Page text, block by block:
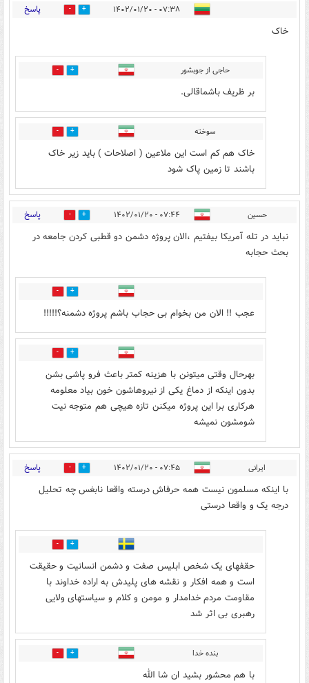
۰۷:۳۸ - ۱۴۰۲/۰۱/۲۰ 2 پاسخ
خاک
حاجی از جوبشور 0
بر ظریف باشماقالی.
سوخته 0
خاک هم کم است این ملاعین ( اصلاحات ) باید زیر خاک
باشند تا زمین پاک شود
حسین ۰۷:۴۴ - ۱۴۰۲/۰۱/۲۰ 12 پاسخ
نباید در تله آمریکا بیفتیم ،الان پروژه دشمن دو قطبی کردن جامعه در
بحث حجابه
7
عجب !! الان من بخوام بی حجاب باشم پروژه دشمنه؟!!!!!
4
بهرحال وقتی میتونن با هزینه کمتر باعث فرو پاشی بشن
بدون اینکه از دماغ یکی از نیروهاشون خون بیاد معلومه
هرکاری برا این پروژه میکنن تازه هیچی هم متوجه نیت
شومشون نمیشه
ایرانی ۰۷:۴۵ - ۱۴۰۲/۰۱/۲۰ 2 پاسخ
با اینکه مسلمون نیست همه حرفاش درسته واقعا نابغس چه تحلیل
درجه یک و واقعا درستی
9
حقفهای یک شخص ابلیس صفت و دشمن انسانیت و حقیقت
است و همه افکار و نقشه های پلیدش به اراده خداوند با
مقاومت مردم خدامدار و مومن و کلام و سیاستهای ولایی
رهبری بی اثر شد
بنده خدا 1
با هم محشور بشید ان شا الله